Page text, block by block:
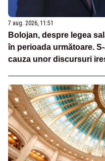
7 aug. 2026, 11:51
Bolojan, despre legea
în perioada următoare.
cauza unor discursuri